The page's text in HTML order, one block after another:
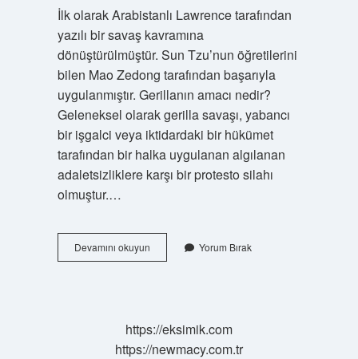
İlk olarak Arabistanlı Lawrence tarafından
yazılı bir savaş kavramına
dönüştürülmüştür. Sun Tzu’nun öğretilerini
bilen Mao Zedong tarafından başarıyla
uygulanmıştır. Gerillanın amacı nedir?
Geleneksel olarak gerilla savaşı, yabancı
bir işgalci veya iktidardaki bir hükümet
tarafından bir halka uygulanan algılanan
adaletsizliklere karşı bir protesto silahı
olmuştur.…
Devamını okuyunGerilla
Savaşı
Yorum Bırak
https://eksimik.com
https://newmacy.com.tr